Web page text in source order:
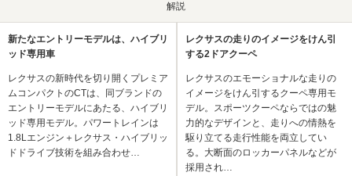
解説
新たなエントリーモデルは、ハイブリ
ッド専用車
レクサスの新時代を切り開くプレミア
ムコンパクトのCTは、同ブランドの
エントリーモデルにあたる、ハイブリ
ッド専用モデル。パワートレインは
1.8Lエンジン＋レクサス・ハイブリッ
ドドライブ技術を組み合わせ…
レクサスの走りのイメージをけん引
する2ドアクーペ
レクサスのエモーショナルな走りの
イメージをけん引するクーペ専用モ
デル。スポーツクーペならではの魅
力的なデザインと、走りへの情熱を
駆り立てる走行性能を両立してい
る。大断面のロッカーパネルなどが
採用され…